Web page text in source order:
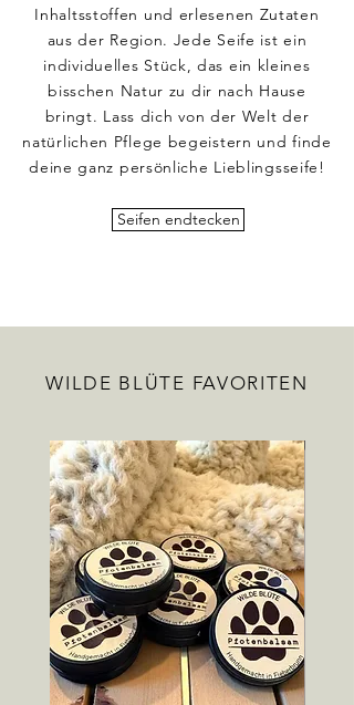
Inhaltsstoffen und erlesenen Zutaten
aus der Region. Jede Seife ist ein
individuelles Stück, das ein kleines
bisschen Natur zu dir nach Hause
bringt. Lass dich von der Welt der
natürlichen Pflege begeistern und finde
deine ganz persönliche Lieblingsseife!
Seifen endtecken
WILDE BLÜTE FAVORITEN